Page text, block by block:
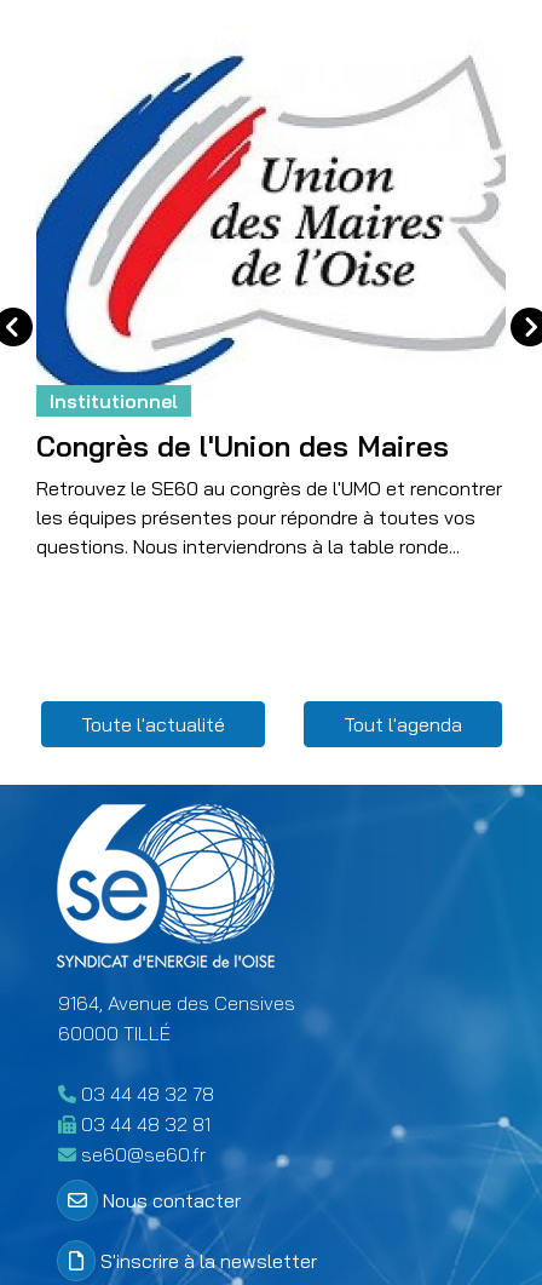
Institutionnel
Congrès de l'Union des Maires
Retrouvez le SE60 au congrès de l'UMO et rencontrer
les équipes présentes pour répondre à toutes vos
questions. Nous interviendrons à la table ronde...
Menu Related content
Toute l'actualité Tout l'agenda
9164, Avenue des Censives
60000 TILLÉ
03 44 48 32 78
03 44 48 32 81
se60@se60.fr
Menu Colonne 2 footer
Nous contacter
S'inscrire à la newsletter